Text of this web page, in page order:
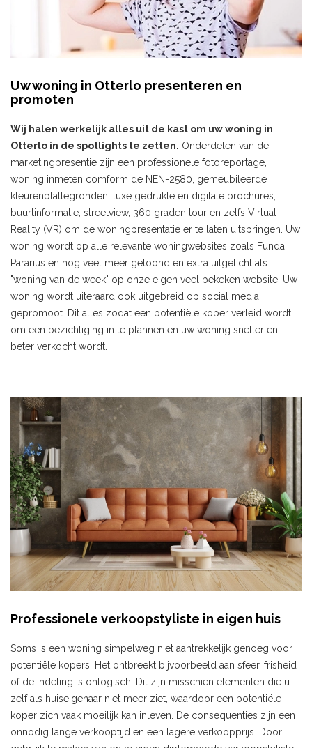
Uw woning in Otterlo presenteren en
promoten
Wij halen werkelijk alles uit de kast om uw woning in
Otterlo in de spotlights te zetten. Onderdelen van de
marketingpresentie zijn een professionele fotoreportage,
woning inmeten comform de NEN-2580, gemeubileerde
kleurenplattegronden, luxe gedrukte en digitale brochures,
buurtinformatie, streetview, 360 graden tour en zelfs Virtual
Reality (VR) om de woningpresentatie er te laten uitspringen. Uw
woning wordt op alle relevante woningwebsites zoals Funda,
Pararius en nog veel meer getoond en extra uitgelicht als
"woning van de week" op onze eigen veel bekeken website. Uw
woning wordt uiteraard ook uitgebreid op social media
gepromoot. Dit alles zodat een potentiële koper verleid wordt
om een bezichtiging in te plannen en uw woning sneller en
beter verkocht wordt.
Professionele verkoopstyliste in eigen huis
Soms is een woning simpelweg niet aantrekkelijk genoeg voor
potentiële kopers. Het ontbreekt bijvoorbeeld aan sfeer, frisheid
of de indeling is onlogisch. Dit zijn misschien elementen die u
zelf als huiseigenaar niet meer ziet, waardoor een potentiële
koper zich vaak moeilijk kan inleven. De consequenties zijn een
onnodig lange verkooptijd en een lagere verkoopprijs. Door